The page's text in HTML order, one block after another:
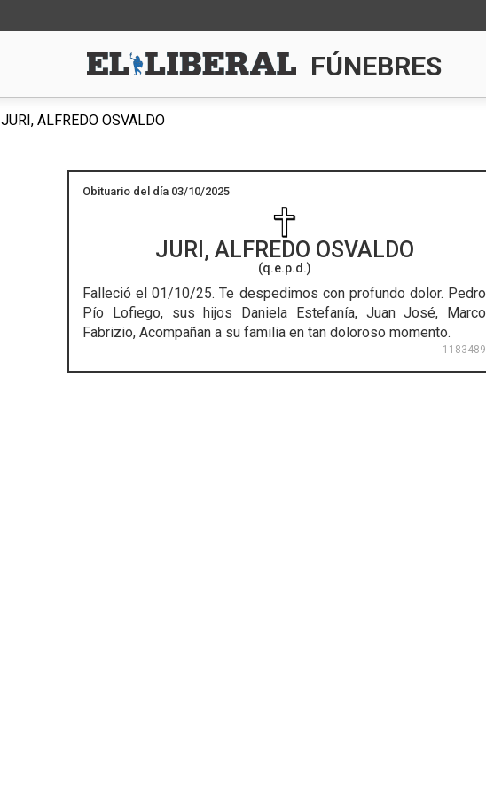
FÚNEBRES
JURI, ALFREDO OSVALDO
Obituario del día 03/10/2025
JURI, ALFREDO OSVALDO
(q.e.p.d.)
Falleció el 01/10/25. Te despedimos con profundo dolor. Pedro
Pío Lofiego, sus hijos Daniela Estefanía, Juan José, Marco
Fabrizio, Acompañan a su familia en tan doloroso momento.
1183489